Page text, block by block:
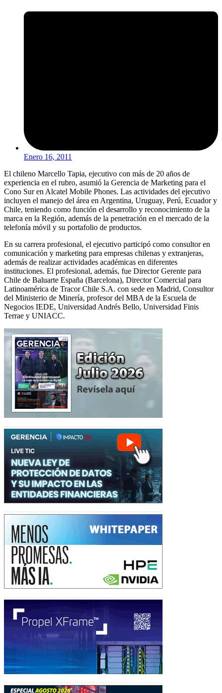
Enero 16, 2011
El chileno Marcello Tapia, ejecutivo con más de 20 años de
experiencia en el rubro, asumió la Gerencia de Marketing para el
Cono Sur en Alcatel Mobile Phones. Las actividades del ejecutivo
incluyen el manejo del área en Argentina, Uruguay, Perú, Ecuador y
Chile, teniendo como función el desarrollo y reconocimiento de la
marca en la Región, además de la penetración en el mercado de la
telefonía móvil y su portafolio de productos.
En su carrera profesional, el ejecutivo participó como consultor en
comunicación y marketing para empresas chilenas y extranjeras,
además de realizar actividades académicas en diferentes
instituciones. El profesional, además, fue Director Gerente para
Chile de Baluarte España (Barcelona), Director Comercial para
Latinoamérica de Tracor Chile S.A. con sede en Madrid, Consultor
del Ministerio de Minería, profesor del MBA de la Escuela de
Negocios IEDE, Universidad Andrés Bello, Universidad Finis
Terrae y UNIACC.